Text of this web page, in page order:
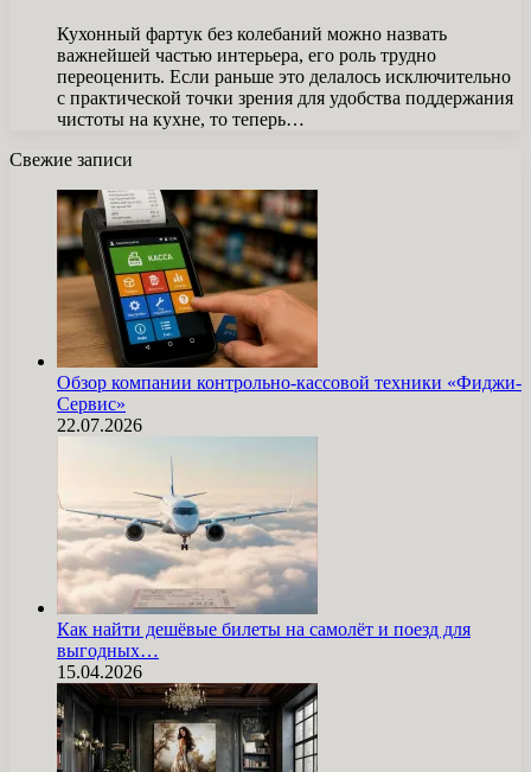
Кухонный фартук без колебаний можно назвать
важнейшей частью интерьера, его роль трудно
переоценить. Если раньше это делалось исключительно
с практической точки зрения для удобства поддержания
чистоты на кухне, то теперь…
Свежие записи
Обзор компании контрольно-кассовой техники «Фиджи-
Сервис»
22.07.2026
Как найти дешёвые билеты на самолёт и поезд для
выгодных…
15.04.2026